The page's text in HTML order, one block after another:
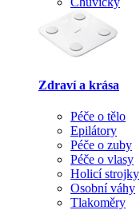
Zdraví a krása
Péče o tělo
Epilátory
Péče o zuby
Péče o vlasy
Holicí strojky
Osobní váhy
Tlakoměry